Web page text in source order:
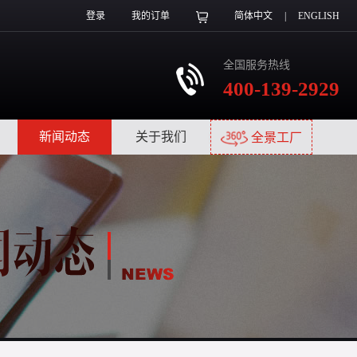
登录 我的订单 简体中文 ENGLISH
全国服务热线
400-139-2929
新闻动态 关于我们 全景工厂